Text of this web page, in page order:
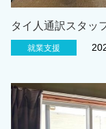
タイ人通訳スタッ
就業支援